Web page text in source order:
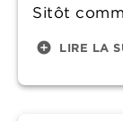
Sitôt
add_circle LIRE LA